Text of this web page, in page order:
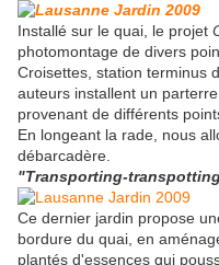
Installé sur le quai, le projet
photomontage de divers
Croisettes, station terminus
auteurs installent un
provenant de différents
En longeant la rade, nous
débarcadère.
"Transporting-
Ce dernier jardin propose
bordure du quai, en
plantés d'essences qui